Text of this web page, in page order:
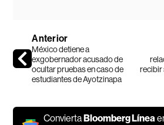
Anterior
México detiene a
exgobernador acusado de
ocultar pruebas en caso de
estudiantes de Ayotzinapa
recibir
ConviertaBloomberg Línea